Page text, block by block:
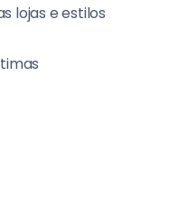
lojas e estilos